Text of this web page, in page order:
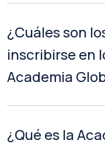
¿Cuáles son
inscribirse en
Academia
¿Qué es la